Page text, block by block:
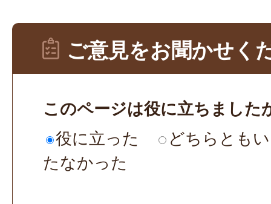
ご意見をお聞かせく
このページは役に立ちました
役に立った
どちらとも
たなかった